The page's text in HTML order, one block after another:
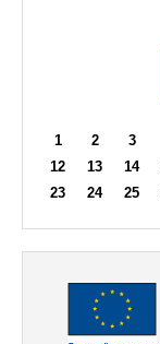
1 2 3
12
13 14
23
24 25